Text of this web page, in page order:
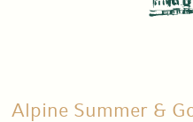
Alpine Summer &